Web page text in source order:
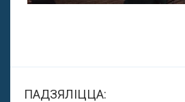
ПАДЗЯЛІЦЦА: